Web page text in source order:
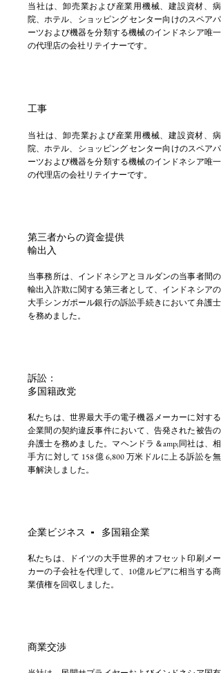
当社は、卸売業および産業用機械、建設資材、病
院、ホテル、ショッピング センター向けのスペアパ
ーツおよび機器を分類する機械のインドネシア唯一
の代理店の会社リテイナーです。
工事
当社は、卸売業および産業用機械、建設資材、病
院、ホテル、ショッピング センター向けのスペアパ
ーツおよび機器を分類する機械のインドネシア唯一
の代理店の会社リテイナーです。
第三者からの資金提供
輸出入
当事務所は、インドネシアとヨルダンの当事者間の
輸出入詐欺に関する第三者として、インドネシアの
大手シンガポール銀行の訴訟手続きにおいて弁護士
を務めました。
訴訟：
多国籍政党
私たちは、世界最大手の電子機器メーカーに対する
企業間の契約違反事件において、告発された被告の
弁護士を務めました。マヘンドラ＆amp;同社は、相
手方に対して 158 億 6,800 万米ドルに上る訴訟を無
事解決しました。
企業ビジネス - 多国籍企業
私たちは、ドイツの大手世界的オフセット印刷メー
カーの子会社を代理して、10億ルピアに相当する商
業債権を回収しました。
商業交渉